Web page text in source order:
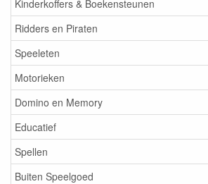
Kinderkoffers & Boekensteunen
Ridders en Piraten
Speeleten
Motorieken
Domino en Memory
Educatief
Spellen
Buiten Speelgoed